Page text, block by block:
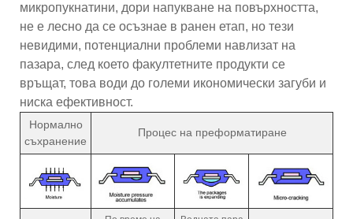
микропукнатини, дори напукване на повърхността,
не е лесно да се осъзнае в ранен етап, но тези
невидими, потенциални проблеми навлизат на
пазара, след което факултетните продукти се
връщат, това води до големи икономически загуби и
ниска ефективност.
Нормално
съхранение
Процес на преформатиране